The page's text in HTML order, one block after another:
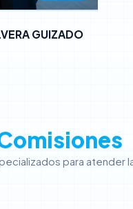
GUIZADO
para atender